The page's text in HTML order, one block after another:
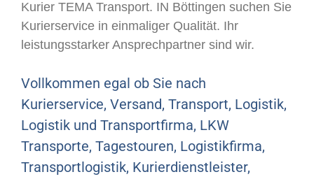
Kurier TEMA Transport. IN Böttingen suchen Sie
Kurierservice in einmaliger Qualität. Ihr
leistungsstarker Ansprechpartner sind wir.
Vollkommen egal ob Sie nach
Kurierservice, Versand, Transport, Logistik,
Logistik und Transportfirma, LKW
Transporte, Tagestouren, Logistikfirma,
Transportlogistik, Kurierdienstleister,